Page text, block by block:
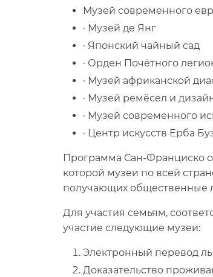
Музей современного
· Музей де Янг​​
· Японский чайный сад​​
· Орден Почётного
· Музей африканской
· Музей ремёсел и
· Музей современного
· Центр искусств Ерба
Программа Сан-Франциско
которой музеи по всей
получающих общественные
Для участия семьям,
участие следующие музеи:​​
Электронный перевод
Доказательство